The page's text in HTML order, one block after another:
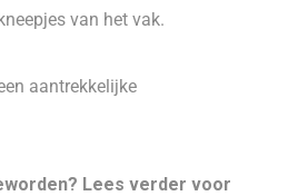
van het vak.
aantrekkelijke
Lees verder voor